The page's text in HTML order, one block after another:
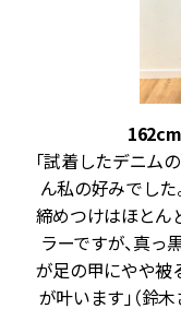
「試着したデニム
ん私の好みでした
締めつけはほとん
ラーですが、真っ
が足の甲にやや被
が叶います」（鈴